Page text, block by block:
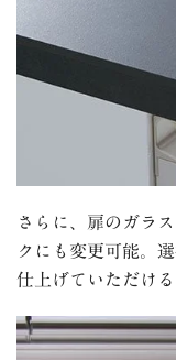
さらに、扉のガラ
クにも変更可能。
仕上げていただける